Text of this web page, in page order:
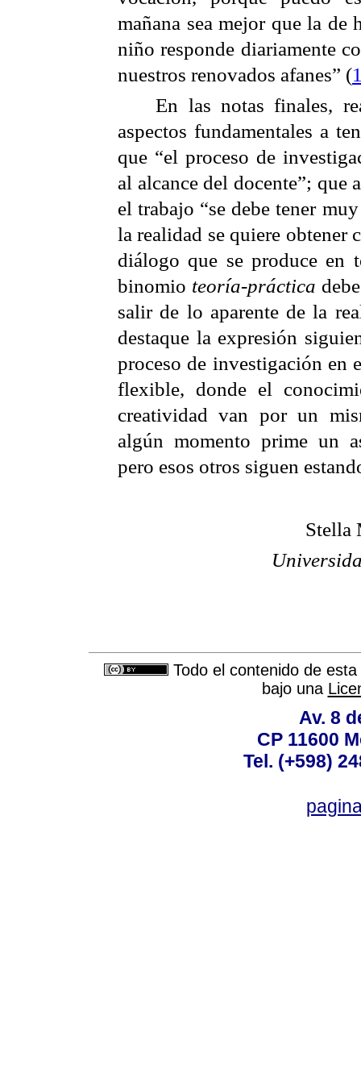
mañana sea mejor que la
niño responde diariamente
nuestros renovados afanes” (
En las notas finales,
aspectos fundamentales a
que “el proceso de
al alcance del docente”; que
el trabajo “se debe tener
la realidad se quiere obtener
diálogo que se produce en
binomio teoría-práctica
salir de lo aparente de la
destaque la expresión
proceso de investigación en
flexible, donde el
creatividad van por un
algún momento prime un
pero esos otros siguen
Stella
Todo el contenido de
bajo una
Av. 8
CP 11600
Tel. (+598)